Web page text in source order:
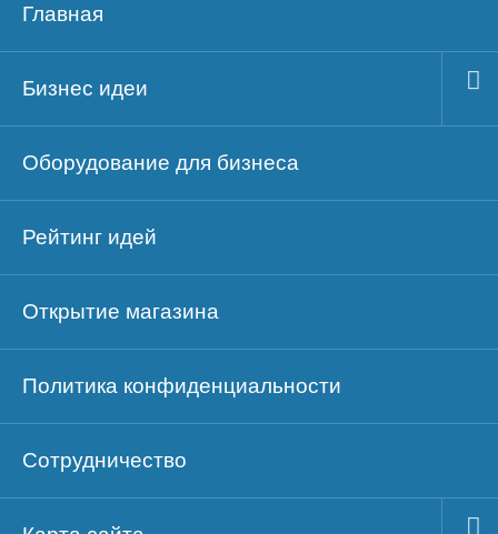
Главная
Бизнес идеи
Оборудование для бизнеса
Рейтинг идей
Открытие магазина
Политика конфиденциальности
Сотрудничество